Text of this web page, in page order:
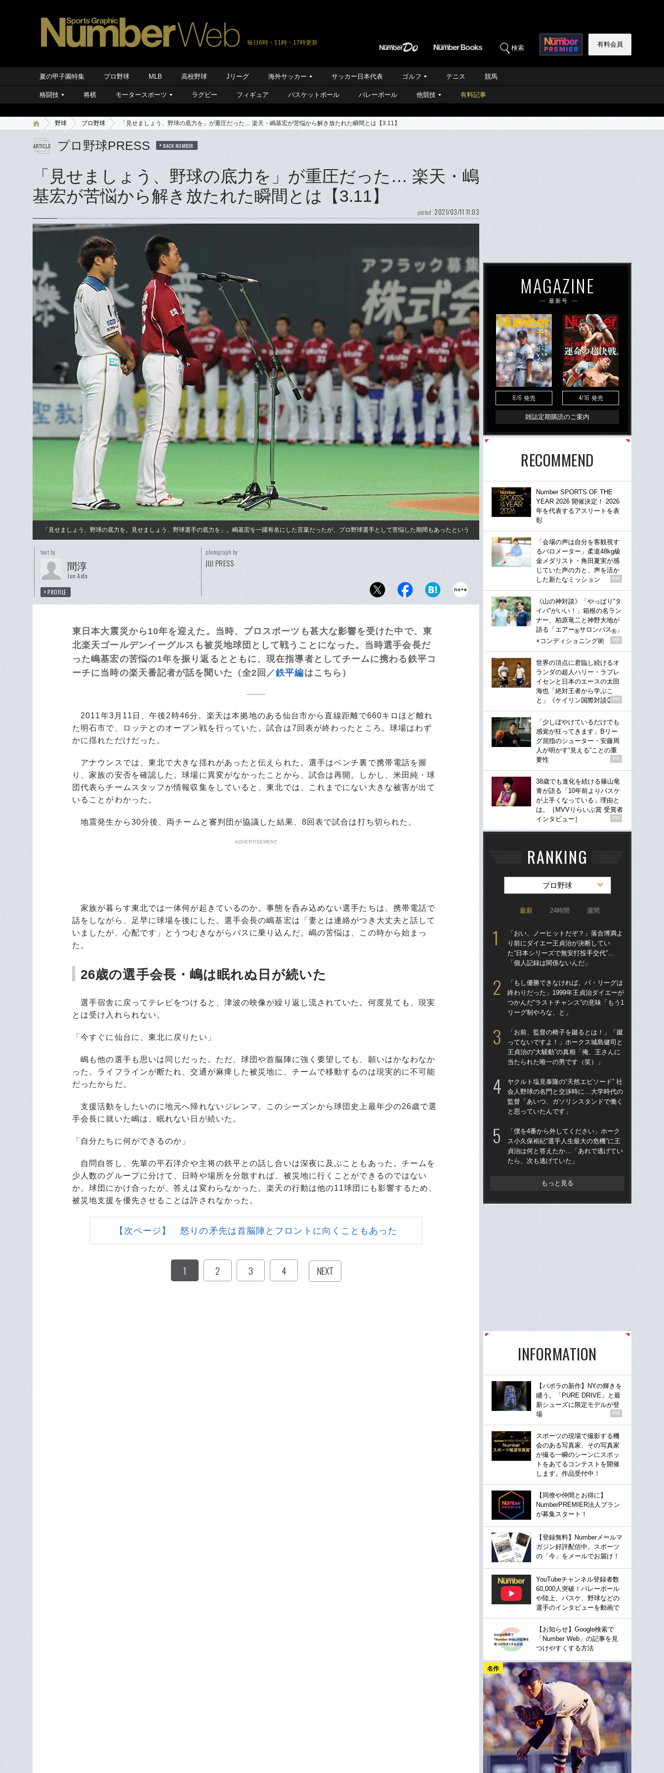
毎日6時・11時・17時更新
検索 有料会員
夏の甲子園特集 プロ野球 MLB 高校野球 Jリーグ 海外サッカー サッカー日本代表 ゴルフ テニス 競馬
格闘技 将棋 モータースポーツ ラグビー フィギュア バスケットボール バレーボール 他競技 有料記事
野球 プロ野球 「見せましょう、野球の底力を」が重圧だった… 楽天・嶋基宏が苦悩から解き放たれた瞬間とは【3.11】
プロ野球PRESS BACK NUMBER
「見せましょう、野球の底力を」が重圧だった… 楽天・嶋
基宏が苦悩から解き放たれた瞬間とは【3.11】
posted 2021/03/11 11:03
「見せましょう、野球の底力を。見せましょう、野球選手の底力を」。嶋基宏を一躍有名にした言葉だったが、プロ野球選手として苦悩した期間もあったという
text by
間淳
Jun Aida
PROFILE
photograph by
JIJI PRESS
東日本大震災から10年を迎えた。当時、プロスポーツも甚大な影響を受けた中で、東
北楽天ゴールデンイーグルスも被災地球団として戦うことになった。当時選手会長だ
った嶋基宏の苦悩の1年を振り返るとともに、現在指導者としてチームに携わる鉄平コ
ーチに当時の楽天番記者が話を聞いた（全2回／鉄平編はこちら）
2011年3月11日、午後2時46分。楽天は本拠地のある仙台市から直線距離で660キロほど離れ
た明石市で、ロッテとのオープン戦を行っていた。試合は7回表が終わったところ。球場はわず
かに揺れただけだった。
アナウンスでは、東北で大きな揺れがあったと伝えられた。選手はベンチ裏で携帯電話を握
り、家族の安否を確認した。球場に異変がなかったことから、試合は再開。しかし、米田純・球
団代表らチームスタッフが情報収集をしていると、東北では、これまでにない大きな被害が出て
いることがわかった。
地震発生から30分後、両チームと審判団が協議した結果、8回表で試合は打ち切られた。
ADVERTISEMENT
家族が暮らす東北では一体何が起きているのか。事態を呑み込めない選手たちは、携帯電話で
話をしながら、足早に球場を後にした。選手会長の嶋基宏は「妻とは連絡がつき大丈夫と話して
いましたが、心配です」とうつむきながらバスに乗り込んだ。嶋の苦悩は、この時から始まっ
た。
26歳の選手会長・嶋は眠れぬ日が続いた
選手宿舎に戻ってテレビをつけると、津波の映像が繰り返し流されていた。何度見ても、現実
とは受け入れられない。
「今すぐに仙台に、東北に戻りたい」
嶋も他の選手も思いは同じだった。ただ、球団や首脳陣に強く要望しても、願いはかなわなか
った。ライフラインが断たれ、交通が麻痺した被災地に、チームで移動するのは現実的に不可能
だったからだ。
支援活動をしたいのに地元へ帰れないジレンマ。このシーズンから球団史上最年少の26歳で選
手会長に就いた嶋は、眠れない日が続いた。
「自分たちに何ができるのか」
自問自答し、先輩の平石洋介や主将の鉄平との話し合いは深夜に及ぶこともあった。チームを
少人数のグループに分けて、日時や場所を分散すれば、被災地に行くことができるのではない
か。球団にかけ合ったが、答えは変わらなかった。楽天の行動は他の11球団にも影響するため、
被災地支援を優先させることは許されなかった。
【次ページ】 怒りの矛先は首脳陣とフロントに向くこともあった
1 2 3 4 NEXT
MAGAZINE
最新号
8/6 発売 4/16 発売
雑誌定期購読のご案内
RECOMMEND
Number SPORTS OF THE
YEAR 2026 開催決定！ 2026
年を代表するアスリートを表
彰
「会場の声は自分を客観視す
るバロメーター」柔道48kg級
金メダリスト・角田夏実が感
じていた声の力と、声を活か
した新たなミッション
PR
《山の神対談》「やっぱり“タ
イパ”がいい！」箱根の名ラン
ナー、柏原竜二と神野大地が
語る「エアー®サロンパス® 」
×コンディショニング術
PR
世界の頂点に君臨し続けるオ
ランダの超人ハリー・ラブレ
イセンと日本のエースの太田
海也「絶対王者から学ぶこ
と」《ケイリン国際対談②》
PR
「少しぼやけているだけでも
感覚が狂ってきます」Bリー
グ屈指のシューター・安藤周
人が明かす“見える”ことの重
要性
PR
38歳でも進化を続ける篠山竜
青が語る「10年前よりバスケ
が上手くなっている」理由と
は。［MVVりらいぶ賞 受賞者
インタビュー］
PR
RANKING
プロ野球
最新 24時間 週間
「おい、ノーヒットだぞ？」落合博満よ
り前にダイエー王貞治が決断してい
た“日本シリーズで無安打投手交代”…
「個人記録は関係ないんだ」
「もし優勝できなければ、パ・リーグは
終わりだった」1999年王貞治ダイエーが
つかんだ“ラストチャンス”の意味「もう1
リーグ制やろな、と」
「お前、監督の椅子を蹴るとは！」「蹴
ってないですよ！」ホークス城島健司と
王貞治の“大騒動”の真相「俺、王さんに
当たられた唯一の男です（笑）」
ヤクルト塩見泰隆の“天然エピソード” 社
会人野球の名門と交渉時に…大学時代の
監督「あいつ、ガソリンスタンドで働く
と思っていたんです」
「僕を4番から外してください」ホーク
ス小久保裕紀“選手人生最大の危機”に王
貞治は何と答えたか…「あれで逃げてい
たら、次も逃げていた」
もっと見る
INFORMATION
【バボラの新作】NYの輝きを
纏う。「PURE DRIVE」と最
新シューズに限定モデルが登
場
PR
スポーツの現場で撮影する機
会のある写真家、その写真家
が撮る一瞬のシーンにスポッ
トをあてるコンテストを開催
します。作品受付中！
【同僚や仲間とお得に】
NumberPREMIER法人プラン
が募集スタート！
【登録無料】Numberメールマ
ガジン好評配信中。スポーツ
の「今」をメールでお届け！
YouTubeチャンネル登録者数
60,000人突破！バレーボール
や陸上、バスケ、野球などの
選手のインタビューを動画で
【お知らせ】Google検索で
「Number Web」の記事を見
つけやすくする方法
名作